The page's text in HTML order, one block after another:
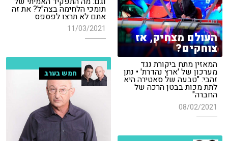
תומכי הלחימה בצה"ל? את זה
אתם לא תרצו לפספס
11/03/2021
העולם מצחיק, אז
צוחקים?
המאזין מתח ביקורת נגד
מערכון של 'ארץ נהדרת' • נתן
זהבי: "טבעה של סאטירה היא
לתת מכות בבטן הרכה של
החברה"
08/02/2021
חמש בערב